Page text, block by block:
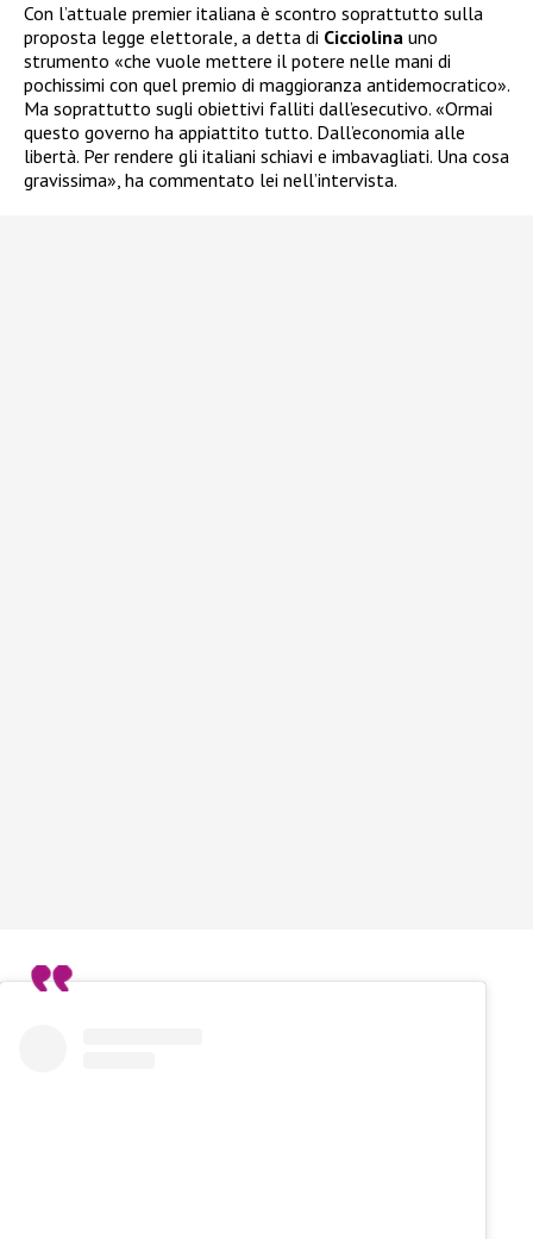
Con l’attuale premier italiana è scontro soprattutto sulla
proposta legge elettorale, a detta di Cicciolina uno
strumento «che vuole mettere il potere nelle mani di
pochissimi con quel premio di maggioranza antidemocratico».
Ma soprattutto sugli obiettivi falliti dall’esecutivo. «Ormai
questo governo ha appiattito tutto. Dall’economia alle
libertà. Per rendere gli italiani schiavi e imbavagliati. Una cosa
gravissima», ha commentato lei nell’intervista.